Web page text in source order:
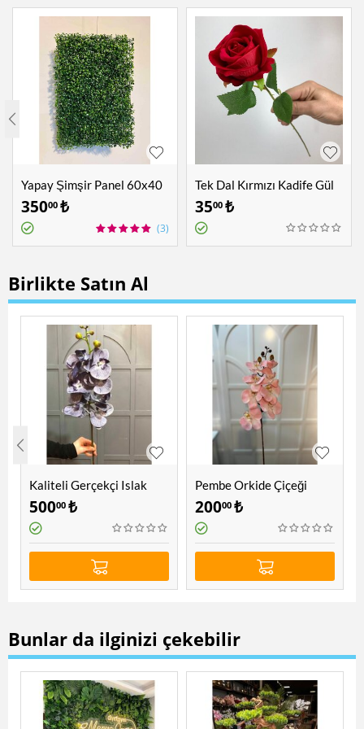
Yapay Şimşir Panel 60x40
cm
35000 ₺
(3)
Tek Dal Kırmızı Kadife Gül
3500 ₺
Birlikte Satın Al
Kaliteli Gerçekçi Islak
Orkide Dalı Lacivert
50000 ₺
Pembe Orkide Çiçeği
20000 ₺
Bunlar da ilginizi çekebilir